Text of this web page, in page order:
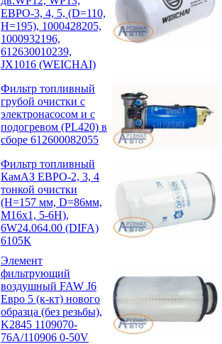
ЕВРО-3, 4, 5, (D=110,
H=195), 1000428205,
1000932196,
612630010239,
JX1016 (WEICHAI)
Фильтр топливный
грубой очистки с
электронасосом и с
подогревом (PL420) в
сборе 612600082055
Фильтр топливный
КамАЗ ЕВРО-2, 3, 4
тонкой очистки
(H=157 мм, D=86мм,
M16x1, 5-6H),
6W24.064.00 (DIFA)
6105К
Элемент
фильтрующий
воздушный FAW J6
Евро 5 (к-кт) нового
образца (без резьбы),
K2845 1109070-
76А/110906 0-50V